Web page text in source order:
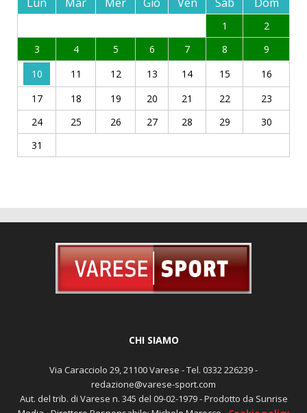
1
2
3
4 5 6 7 8
9
10
11 12 13 14 15
16
17
18 19 20 21 22
23
24
25 26 27 28 29
30
31
CHI SIAMO
Via Caracciolo 29, 21100 Varese - Tel. 0332 226239 -
redazione@varese-sport.com
Aut. del trib. di Varese n. 345 del 09-02-1979 - Prodotto da Sunrise